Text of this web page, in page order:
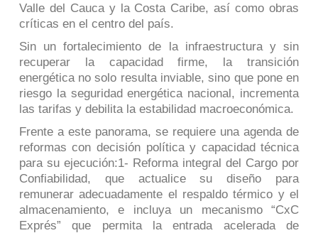
Valle del Cauca y la Costa Caribe, así como obras
críticas en el centro del país.
Sin un fortalecimiento de la infraestructura y sin
recuperar la capacidad firme, la transición
energética no solo resulta inviable, sino que pone en
riesgo la seguridad energética nacional, incrementa
las tarifas y debilita la estabilidad macroeconómica.
Frente a este panorama, se requiere una agenda de
reformas con decisión política y capacidad técnica
para su ejecución:1- Reforma integral del Cargo por
Confiabilidad, que actualice su diseño para
remunerar adecuadamente el respaldo térmico y el
almacenamiento, e incluya un mecanismo “CxC
Exprés” que permita la entrada acelerada de